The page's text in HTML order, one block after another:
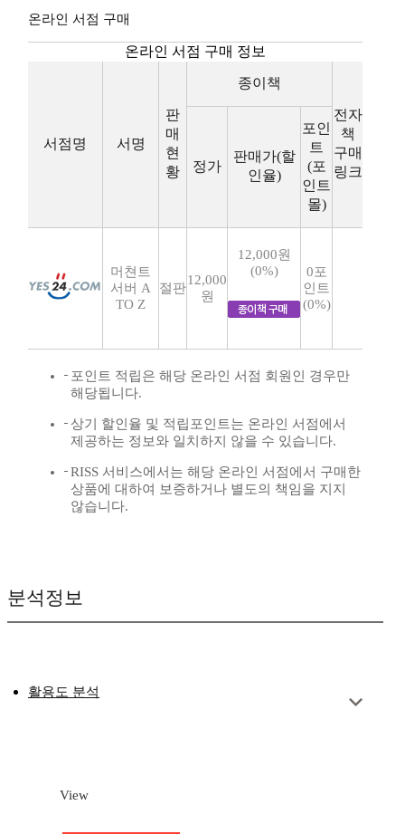
온라인 서점 구매
온라인 서점 구매 정보
서점명 서명
판
매
현
황
종이책
전자
책
구매
링크
정가
판매가(할
인율)
포인
트
(포
인트
몰)
머쳔트
서버 A
TO Z
절판
12,000
원
12,000원
(0%)
0포
인트
(0%)
포인트 적립은 해당 온라인 서점 회원인 경우만
해당됩니다.
상기 할인율 및 적립포인트는 온라인 서점에서
제공하는 정보와 일치하지 않을 수 있습니다.
RISS 서비스에서는 해당 온라인 서점에서 구매한
상품에 대하여 보증하거나 별도의 책임을 지지
않습니다.
분석정보
활용도 분석
View